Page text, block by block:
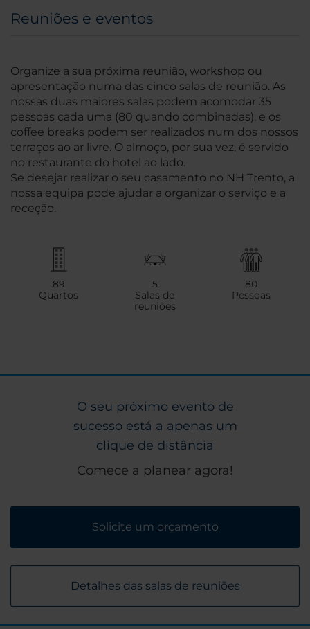
Reuniões e eventos
Organize a sua próxima reunião, workshop ou
apresentação numa das cinco salas de reunião. As
nossas duas maiores salas podem acomodar 35
pessoas cada uma (80 quando combinadas), e os
coffee breaks podem ser realizados num dos nossos
terraços ao ar livre. O almoço, por sua vez, é servido
no restaurante do hotel ao lado.
Se desejar realizar o seu casamento no NH Trento, a
nossa equipa pode ajudar a organizar o serviço e a
receção.
89
Quartos
5
Salas de
reuniões
80
Pessoas
O seu próximo evento de
sucesso está a apenas um
clique de distância
Comece a planear agora!
Solicite um orçamento
Detalhes das salas de reuniões